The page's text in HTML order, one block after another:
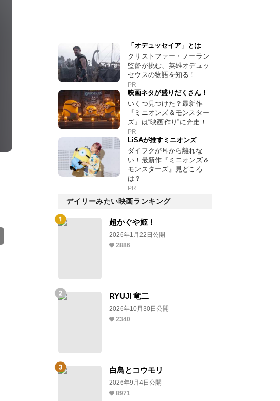
「オデュッセイア」とは
クリストファー・ノーラン
監督が挑む、英雄オデュッ
セウスの物語を知る！
PR
映画ネタが盛りだくさん！
いくつ見つけた？最新作
『ミニオンズ＆モンスター
ズ』は“映画作り”に奔走！
PR
LiSAが推すミニオンズ
ダイフクが耳から離れな
い！最新作『ミニオンズ＆
モンスターズ』見どころ
は？
PR
デイリーみたい映画ランキング
超かぐや姫！
2026年1月22日公開
2886
RYUJI 竜二
2026年10月30日公開
2340
白鳥とコウモリ
2026年9月4日公開
8971